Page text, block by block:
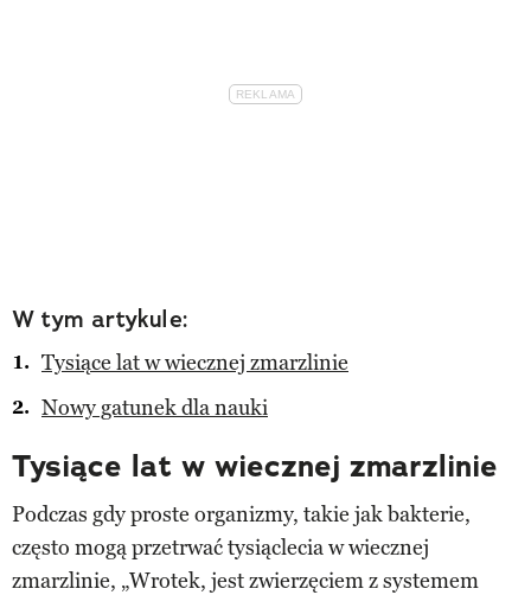
W tym artykule:
Tysiące lat w wiecznej zmarzlinie
Nowy gatunek dla nauki
Tysiące lat w wiecznej zmarzlinie
Podczas gdy proste organizmy, takie jak bakterie,
często mogą przetrwać tysiąclecia w wiecznej
zmarzlinie, „Wrotek, jest zwierzęciem z systemem